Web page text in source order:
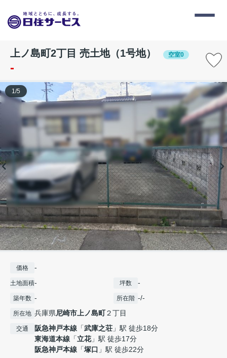
上ノ島町2丁目 売土地（1号地） 空室0
-
1/5
価格 -
土地面積- 坪数 -
築年数 - 所在階 -/-
所在地 兵庫県尼崎市上ノ島町２丁目
交通 阪急神戸本線 「武庫之荘 」駅 徒歩18分
東海道本線 「立花」駅 徒歩17分
阪急神戸本線 「塚口 」駅 徒歩22分